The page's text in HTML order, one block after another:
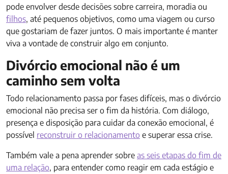
pode envolver desde decisões sobre carreira, moradia ou
filhos, até pequenos objetivos, como uma viagem ou curso
que gostariam de fazer juntos. O mais importante é manter
viva a vontade de construir algo em conjunto.
Divórcio emocional não é um
caminho sem volta
Todo relacionamento passa por fases difíceis, mas o divórcio
emocional não precisa ser o fim da história. Com diálogo,
presença e disposição para cuidar da conexão emocional, é
possível reconstruir o relacionamento e superar essa crise.
Também vale a pena aprender sobre as seis etapas do fim de
uma relação, para entender como reagir em cada estágio e